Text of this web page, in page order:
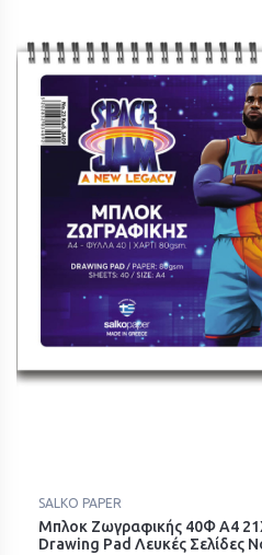
SALKO PAPER
Μπλοκ Ζωγραφικής 40Φ Α4
Drawing Pad Λευκές Σελίδες